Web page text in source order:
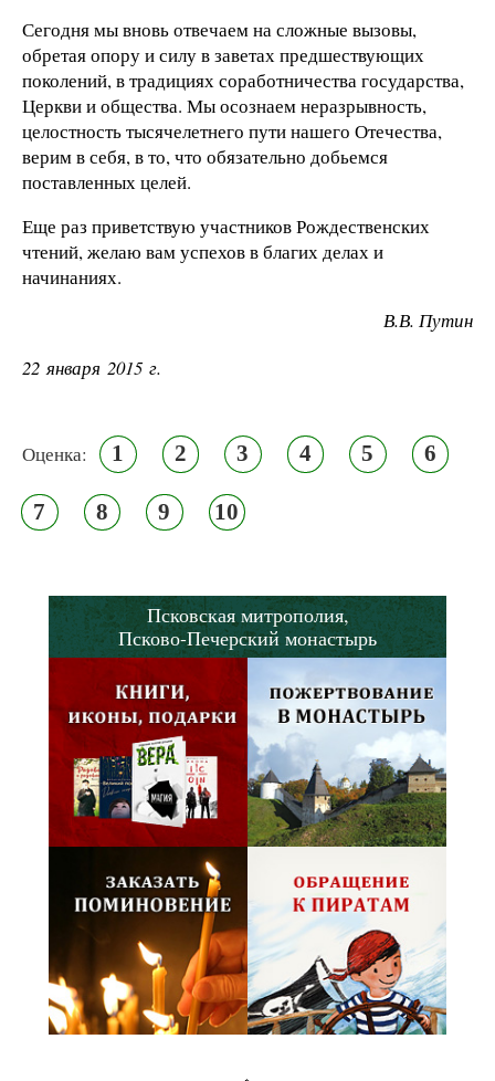
Сегодня мы вновь отвечаем на сложные вызовы,
обретая опору и силу в заветах предшествующих
поколений, в традициях соработничества государства,
Церкви и общества. Мы осознаем неразрывность,
целостность тысячелетнего пути нашего Отечества,
верим в себя, в то, что обязательно добьемся
поставленных целей.
Еще раз приветствую участников Рождественских
чтений, желаю вам успехов в благих делах и
начинаниях.
В.В. Путин
22 января 2015 г.
Оценка: 1 2 3 4 5 6
7 8 9 10
Псковская митрополия,
Псково-Печерский монастырь